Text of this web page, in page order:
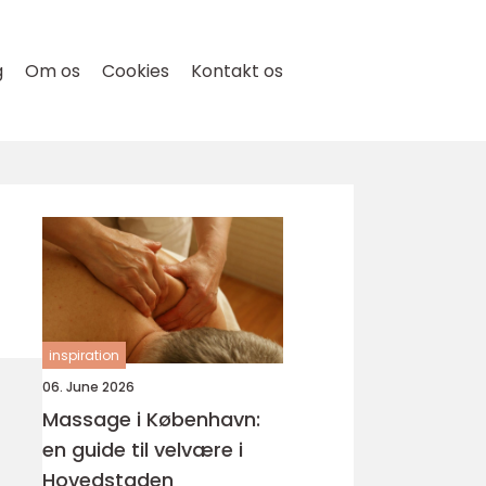
Om os Cookies Kontakt os
inspiration
06. June 2026
Massage i København:
en guide til velvære i
Hovedstaden